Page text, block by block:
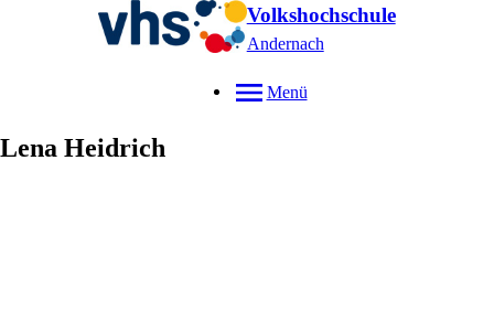
Volkshochschule
Andernach
Menü
Lena Heidrich